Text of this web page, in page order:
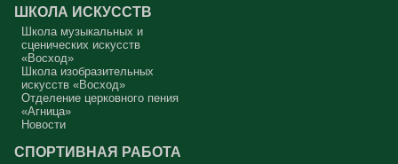
сначала увидеть в себе этого урода, а потом начать с ним борьбу.
Аминь.
Протоиерей Андрей Алексеев
ШКОЛА ИСКУССТВ
Школа музыкальных и
сценических искусств
«Восход»
Школа изобразительных
искусств «Восход»
Отделение церковного пения
«Агница»
Новости
СПОРТИВНАЯ РАБОТА